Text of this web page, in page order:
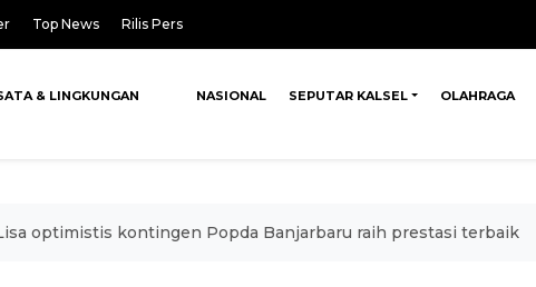
Top News Rilis Pers
& LINGKUNGAN
NASIONAL SEPUTAR KALSEL OLAHRAGA
optimistis kontingen Popda Banjarbaru raih prestasi terbaik